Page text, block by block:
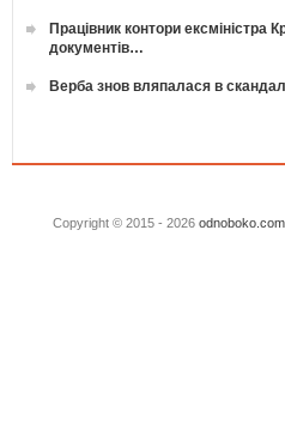
Працівник контори ексміністра
документів…
Верба знов вляпалася в
Copyright © 2015 - 2026 odnoboko.com